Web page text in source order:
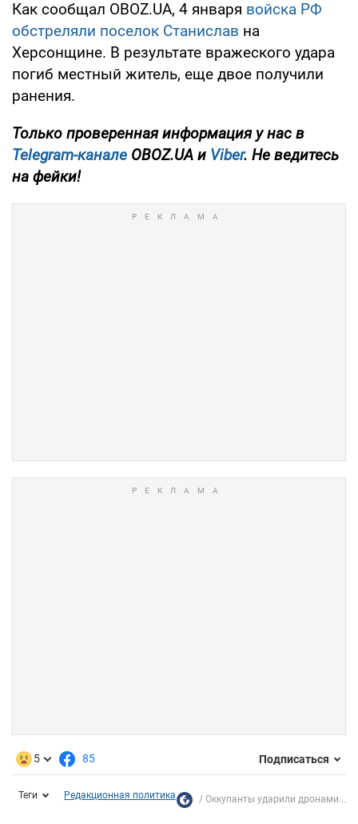
Как сообщал OBOZ.UA, 4 января войска РФ
обстреляли поселок Станислав на
Херсонщине. В результате вражеского удара
погиб местный житель, еще двое получили
ранения.
Только проверенная информация у нас в
Telegram-канале OBOZ.UA и Viber. Не ведитесь
на фейки!
5 85 Подписаться
Теги Редакционная политика Оккупанты ударили дронами...